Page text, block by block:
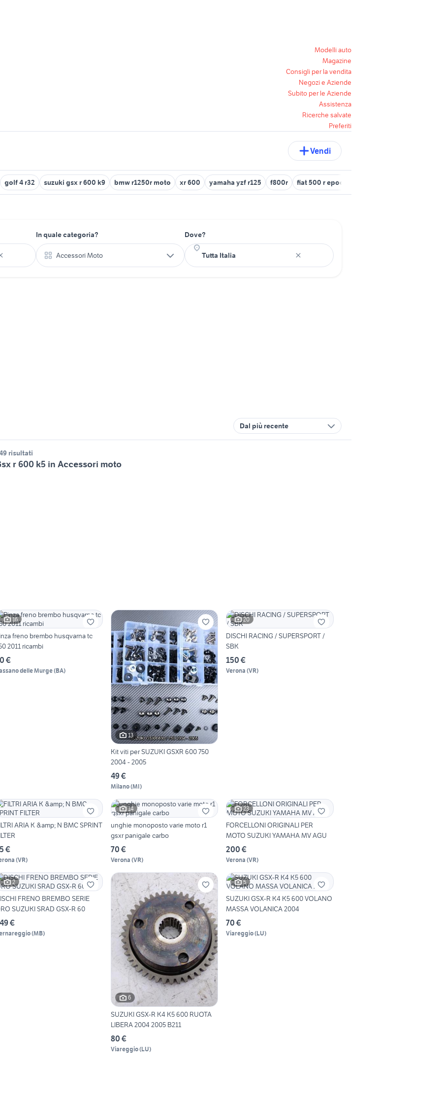
Modelli auto
Magazine
Consigli per la vendita
Negozi e Aziende
Subito per le Aziende
Assistenza
Ricerche salvate
Preferiti
Vendi
golf 4 r32 suzuki gsx r 600 k9 bmw r1250r moto xr 600 yamaha yzf r125 f800r fiat 500 r epoca auto
In quale categoria?
Accessori Moto
Dove?
Dal più recente
risultati
r 600 k5 in Accessori moto
16
freno brembo husqvarna tc
2011 ricambi
€
delle Murge(BA)
13
Kit viti per SUZUKI GSXR 600 750
2004 - 2005
49 €
Milano(MI)
20
DISCHI RACING / SUPERSPORT /
SBK
150 €
Verona (VR)
ARIA K &amp; N BMC SPRINT
€
(VR)
14
unghie monoposto varie moto r1
gsxr panigale carbo
70 €
Verona (VR)
23
FORCELLONI ORIGINALI PER
MOTO SUZUKI YAMAHA MV AGU
200 €
Verona (VR)
2
FRENO BREMBO SERIE
SUZUKI SRAD GSX-R 60
€
(MB)
6
SUZUKI GSX-R K4 K5 600 RUOTA
LIBERA 2004 2005 B211
80 €
Viareggio(LU)
5
SUZUKI GSX-R K4 K5 600 VOLANO
MASSA VOLANICA 2004
70 €
Viareggio(LU)